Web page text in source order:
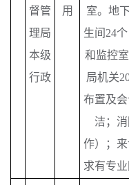
督管
理局
本级
行政
用
室。地
生间24
和监控
局机关
布置及
洁；
作）；
求有专